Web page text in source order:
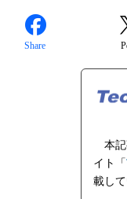
Share
本記
イト「
載して